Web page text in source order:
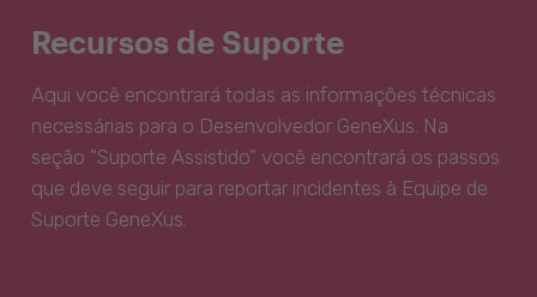
Recursos de Suporte
Aqui você encontrará todas as informações técnicas
necessárias para o Desenvolvedor GeneXus. Na
seção "Suporte Assistido" você encontrará os passos
que deve seguir para reportar incidentes à Equipe de
Suporte GeneXus.